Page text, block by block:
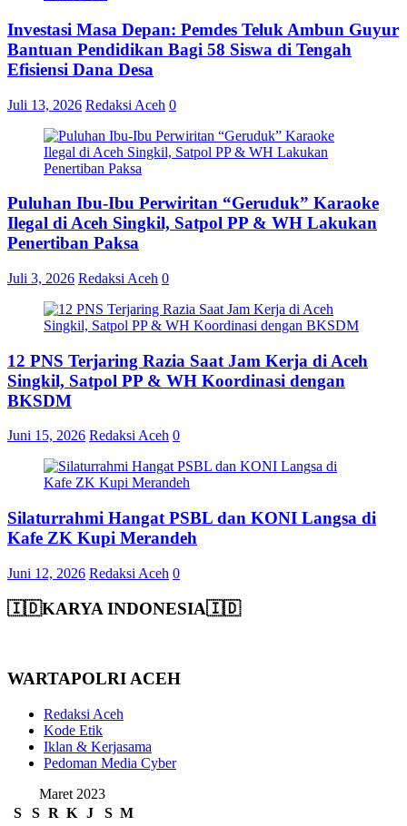
Investasi Masa Depan: Pemdes Teluk Ambun Guyur
Bantuan Pendidikan Bagi 58 Siswa di Tengah
Efisiensi Dana Desa
Juli 13, 2026 Redaksi Aceh 0
Puluhan Ibu-Ibu Perwiritan “Geruduk” Karaoke
Ilegal di Aceh Singkil, Satpol PP & WH Lakukan
Penertiban Paksa
Juli 3, 2026 Redaksi Aceh 0
12 PNS Terjaring Razia Saat Jam Kerja di Aceh
Singkil, Satpol PP & WH Koordinasi dengan
BKSDM
Juni 15, 2026 Redaksi Aceh 0
Silaturrahmi Hangat PSBL dan KONI Langsa di
Kafe ZK Kupi Merandeh
Juni 12, 2026 Redaksi Aceh 0
🇮🇩KARYA INDONESIA🇮🇩
WARTAPOLRI ACEH
Redaksi Aceh
Kode Etik
Iklan & Kerjasama
Pedoman Media Cyber
Maret 2023
S
S R K J S M